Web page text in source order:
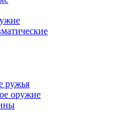
ружья
оружие